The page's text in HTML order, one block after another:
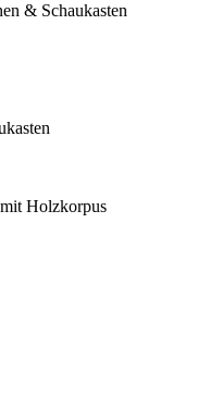
& Schaukasten
Holzkorpus